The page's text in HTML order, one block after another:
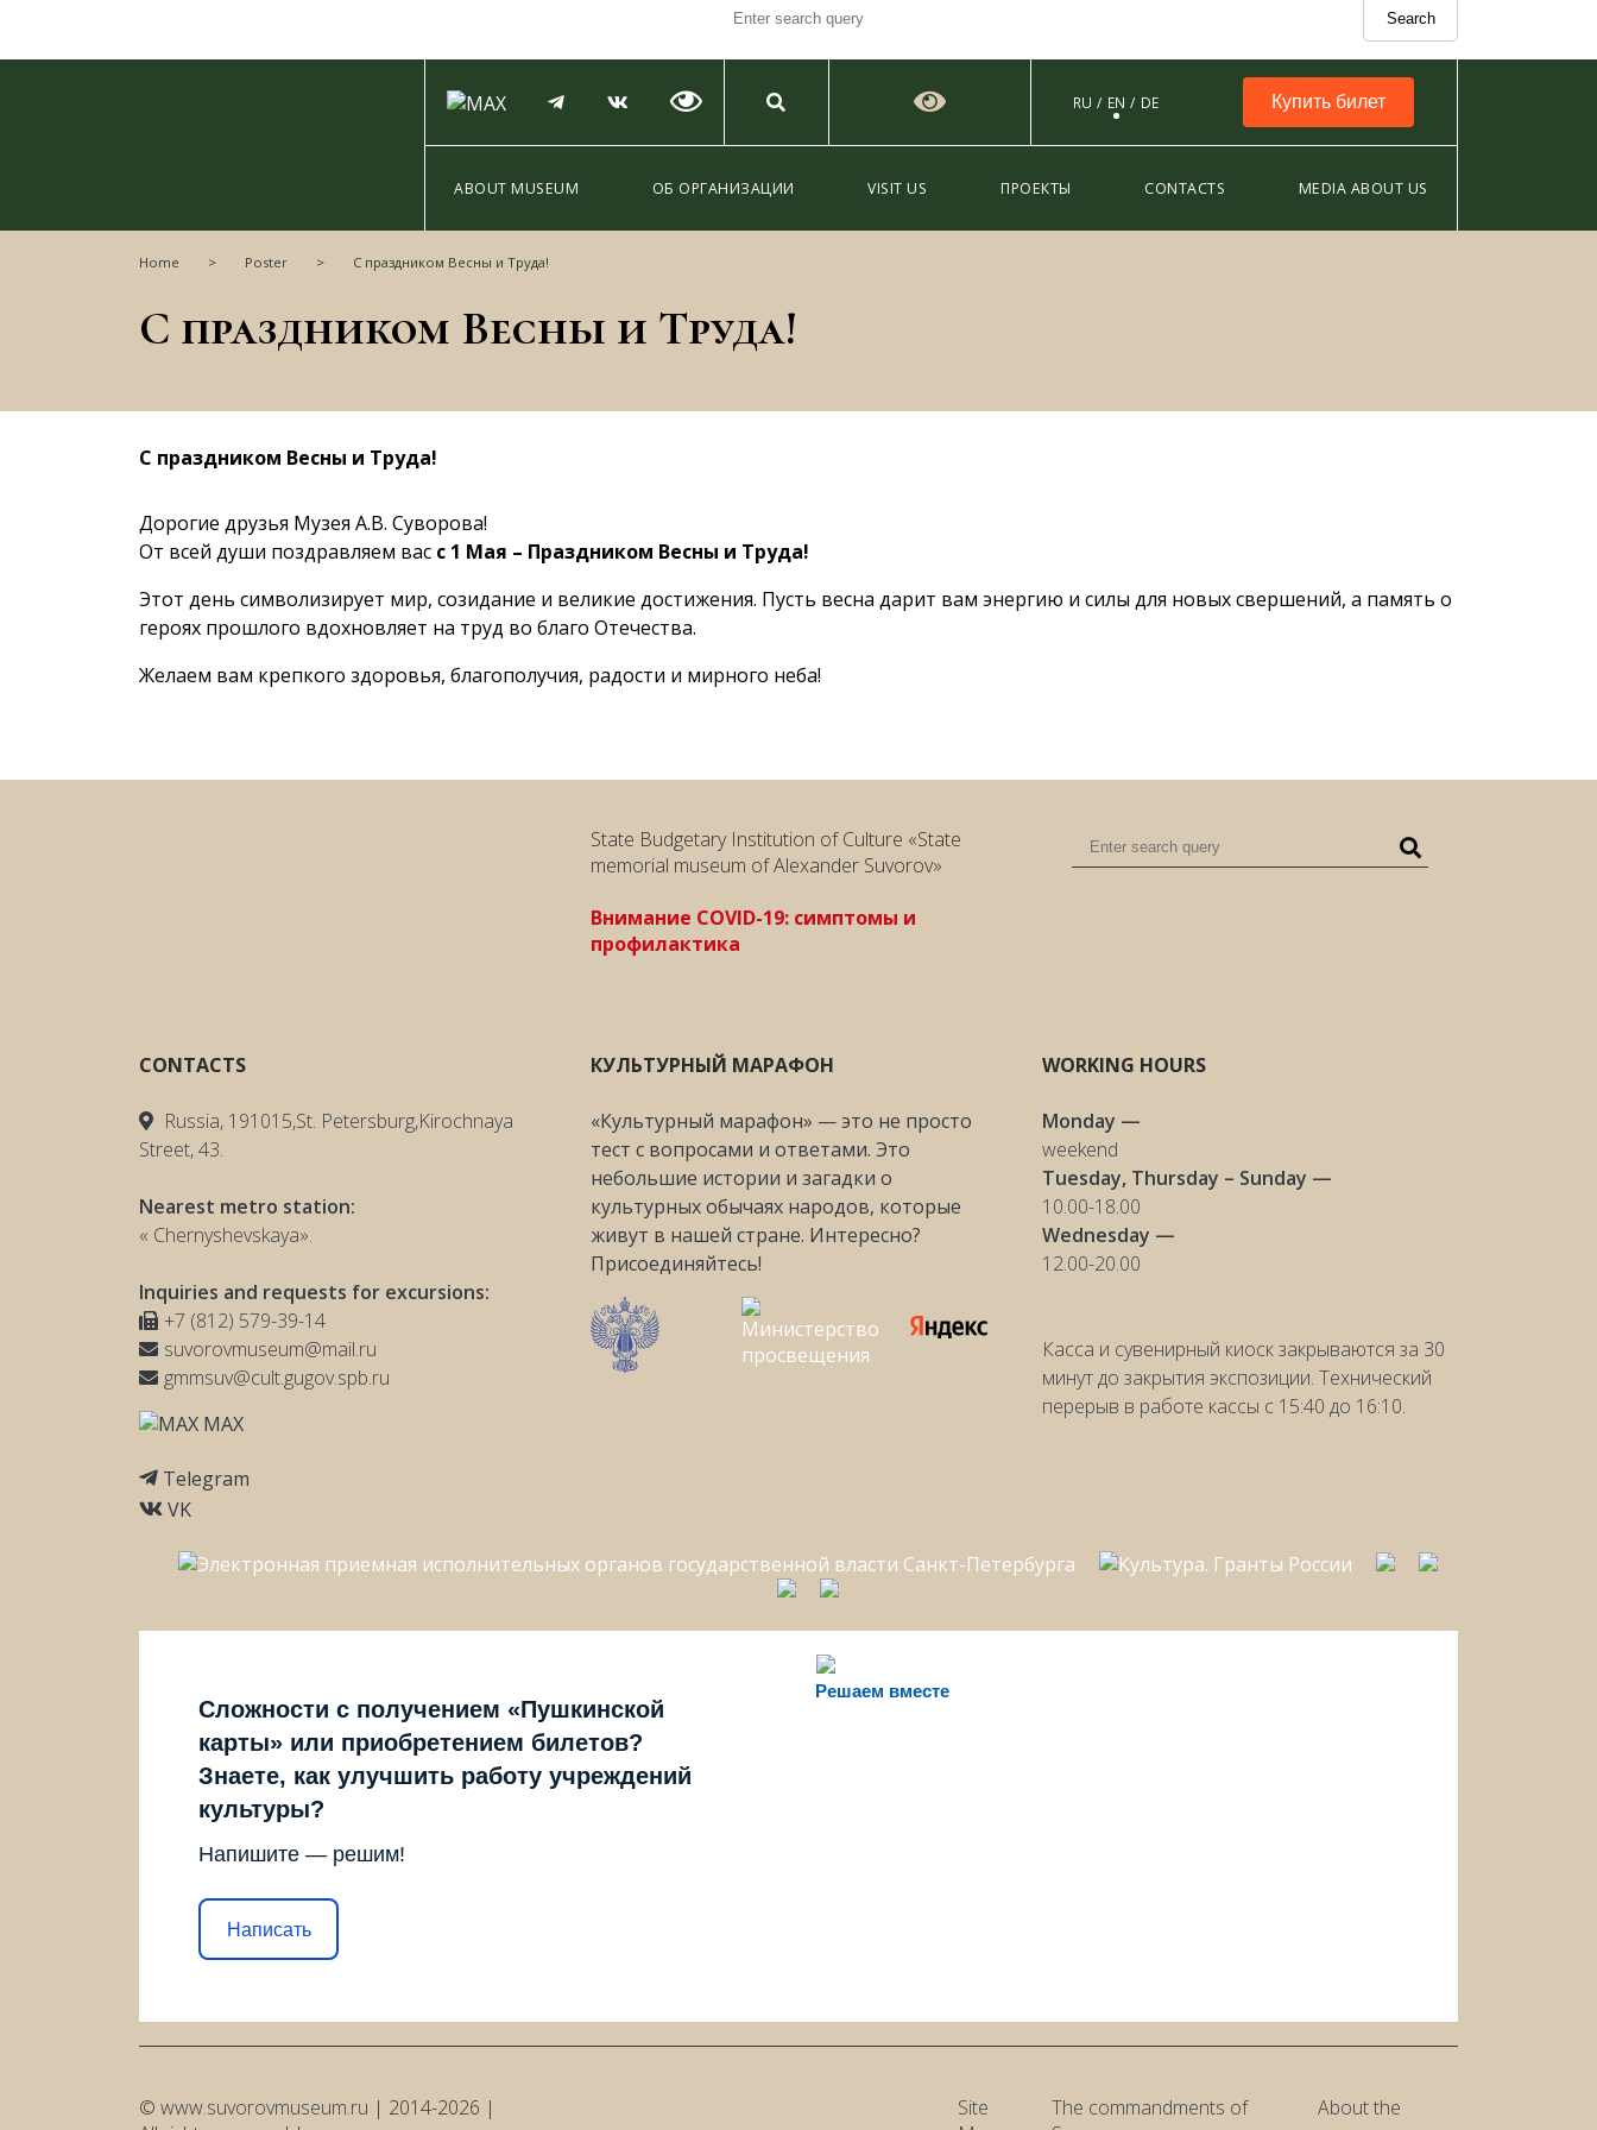
Search
RU EN DE Купить билет
ABOUT MUSEUM ОБ ОРГАНИЗАЦИИ VISIT US ПРОЕКТЫ CONTACTS MEDIA ABOUT US
Home Poster С праздником Весны и Труда!
С праздником Весны и Труда!
С праздником Весны и Труда!
Дорогие друзья Музея А.В. Суворова!
От всей души поздравляем вас с 1 Мая – Праздником Весны и Труда!
Этот день символизирует мир, созидание и великие достижения. Пусть весна дарит вам энергию и силы для новых свершений, а память о
героях прошлого вдохновляет на труд во благо Отечества.
Желаем вам крепкого здоровья, благополучия, радости и мирного неба!
State Budgetary Institution of Culture «State
memorial museum of Alexander Suvorov»
Внимание COVID-19: симптомы и
профилактика
CONTACTS
Russia, 191015,St. Petersburg,Kirochnaya
Street, 43.
Nearest metro station:
« Chernyshevskaya».
Inquiries and requests for excursions:
+7 (812) 579-39-14
suvorovmuseum@mail.ru
gmmsuv@cult.gugov.spb.ru
MAX
Telegram
VK
КУЛЬТУРНЫЙ МАРАФОН
«Культурный марафон» — это не просто
тест с вопросами и ответами. Это
небольшие истории и загадки о
культурных обычаях народов, которые
живут в нашей стране. Интересно?
Присоединяйтесь!
WORKING HOURS
Monday —
weekend
Tuesday, Thursday – Sunday —
10.00-18.00
Wednesday —
12.00-20.00
Касса и сувенирный киоск закрываются за 30
минут до закрытия экспозиции. Технический
перерыв в работе кассы с 15:40 до 16:10.
Решаем вместе
Сложности с получением «Пушкинской
карты» или приобретением билетов?
Знаете, как улучшить работу учреждений
культуры?
Напишите — решим!
Написать
© www.suvorovmuseum.ru | 2014-2026 |
Site
The commandments of
About the